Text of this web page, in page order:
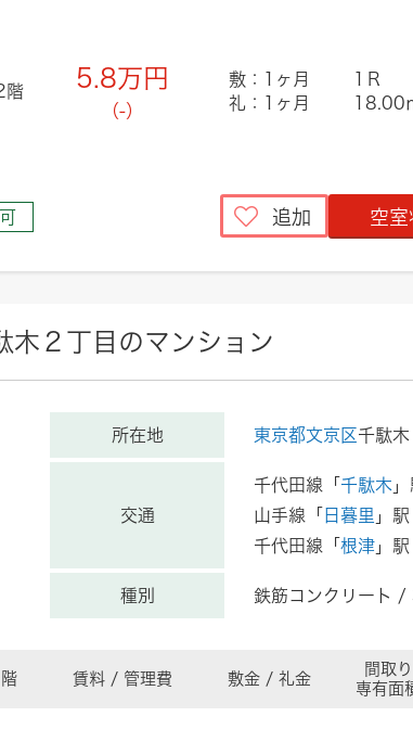
階 5.8万円
（-）
敷：1ヶ月
礼：1ヶ月
1Ｒ
18.00
追加 空
木２丁目のマンション
所在地 東京都文京区千駄木
交通
千代田線「 千駄木
山手線「 日暮里 」
千代田線「 根津 」
種別 鉄筋コンクリート
階 賃料 / 管理費 敷金 / 礼金
間取り
専有面